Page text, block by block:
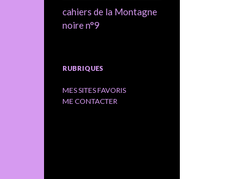
cahiers de la Montagne
noire n°9
RUBRIQUES
MES SITES FAVORIS
ME CONTACTER